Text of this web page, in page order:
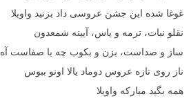
غوغا شده این جشن عروسی داد بزنید واویلا
نقلو نبات، ترمه و یاس، آیینه شمعدون
ساز و صداست، بزن و بکوب چه با صفاست آه
ناز روی تازه عروس دوماد یالا اونو ببوس
همه بگید مبارکه واویلا